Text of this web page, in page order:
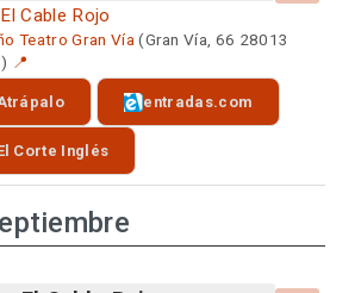
Cable Rojo
Teatro Gran Vía (Gran Vía, 66 28013
📍
entradas.com
Corte Inglés